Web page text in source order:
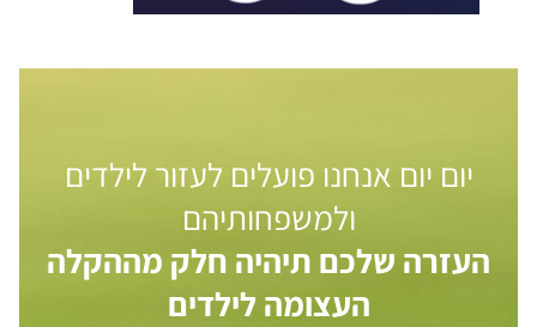
יום יום אנחנו פועלים לעזור לילדים
ולמשפחותיהם
העזרה שלכם תיהיה חלק מההקלה
העצומה לילדים